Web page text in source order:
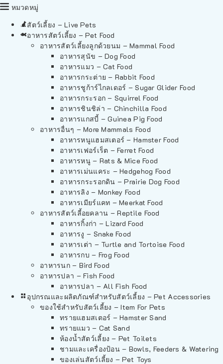
หมวดหมู่
สัตว์เลี้ยง – Live Pets
อาหารสัตว์เลี้ยง – Pet Food
อาหารสัตว์เลี้ยงลูกด้วยนม – Mammal Food
อาหารสุนัข – Dog Food
อาหารแมว – Cat Food
อาหารกระต่าย – Rabbit Food
อาหารชูก้าร์ไกลเดอร์ – Sugar Glider Food
อาหารกระรอก – Squirrel Food
อาหารชินชิล่า – Chinchilla Food
อาหารแกสบี้ – Guinea Pig Food
อาหารอื่นๆ – More Mammals Food
อาหารหนูแฮมสเตอร์ – Hamster Food
อาหารเฟอร์เร็ต – Ferret Food
อาหารหนู – Rats & Mice Food
อาหารเม่นแคระ – Hedgehog Food
อาหารกระรอกดิน – Prairie Dog Food
อาหารลิง – Monkey Food
อาหารเมียร์แคท – Meerkat Food
อาหารสัตว์เลี้อยคลาน – Reptile Food
อาหารกิ้งก่า – Lizard Food
อาหารงู – Snake Food
อาหารเต่า – Turtle and Tortoise Food
อาหารกบ – Frog Food
อาหารนก – Bird Food
อาหารปลา – Fish Food
อาหารปลา – All Fish Food
อุปกรณและผลิตภัณฑ์สำหรับสัตว์เลี้ยง – Pet Accessories
ของใช้สำหรับสัตว์เลี้ยง – Item For Pets
ทรายแฮมสเตอร์ – Hamster Sand
ทรายแมว – Cat Sand
ห้องน้ำสัตว์เลี้ยง – Pet Toilets
ชามและเครื่องป้อน – Bowls, Feeders & Watering
ของเล่นสัตว์เลี้ยง – Pet Toys